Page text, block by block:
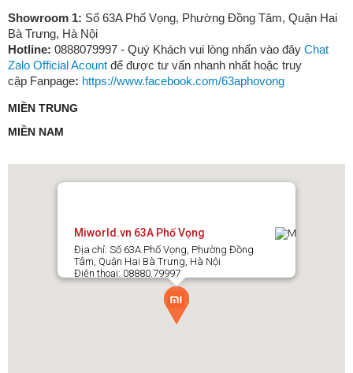
Showroom 1: Số 63A Phố Vọng, Phường Đồng Tâm, Quận Hai
Bà Trưng, Hà Nội
Hotline: 0888079997 - Quý Khách vui lòng nhấn vào đây Chat
Zalo Official Acount để được tư vấn nhanh nhất hoặc truy
cập Fanpage: https://www.facebook.com/63aphovong
MIỀN TRUNG
MIỀN NAM
Miworld.vn 63A Phố Vọng
Địa chỉ: Số 63A Phố Vọng, Phường Đồng
Tâm, Quận Hai Bà Trưng, Hà Nội
Điện thoại: 08880.79997